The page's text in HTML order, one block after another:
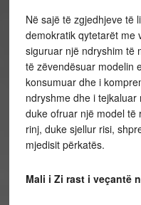
Në sajë të zgjedhjeve të
demokratik qytetarët
siguruar një ndryshim të
të zëvendësuar modelin
konsumuar dhe i
ndryshme dhe i
duke ofruar një model të
rinj, duke sjellur risi,
mjedisit përkatës.
Mali i Zi rast i veçantë